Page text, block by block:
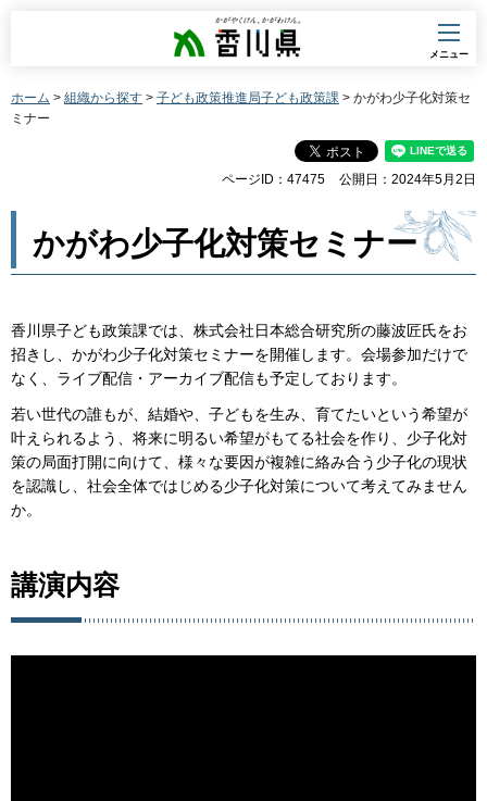
香川県
メニュー
ホーム > 組織から探す > 子ども政策推進局子ども政策課 > かがわ少子化対策セ
ミナー
ページID：47475 公開日：2024年5月2日
かがわ少子化対策セミナー
香川県子ども政策課では、株式会社日本総合研究所の藤波匠氏をお
招きし、かがわ少子化対策セミナーを開催します。会場参加だけで
なく、ライブ配信・アーカイブ配信も予定しております。
若い世代の誰もが、結婚や、子どもを生み、育てたいという希望が
叶えられるよう、将来に明るい希望がもてる社会を作り、少子化対
策の局面打開に向けて、様々な要因が複雑に絡み合う少子化の現状
を認識し、社会全体ではじめる少子化対策について考えてみません
か。
講演内容